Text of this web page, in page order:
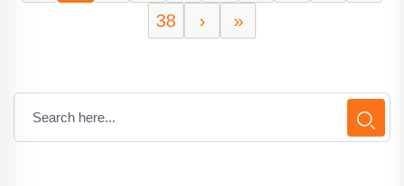
38
› »